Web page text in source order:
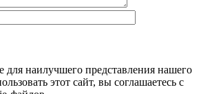
наилучшего представления нашего
этот сайт, вы соглашаетесь с